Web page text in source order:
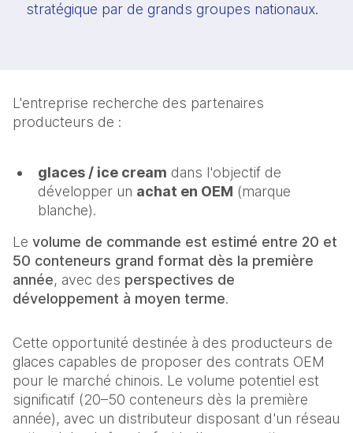
stratégique par de grands groupes nationaux.
L'entreprise recherche des partenaires
producteurs de :
glaces / ice cream dans l'objectif de
développer un achat en OEM (marque
blanche).
Le volume de commande est estimé entre 20 et
50 conteneurs grand format dès la première
année, avec des perspectives de
développement à moyen terme.
Cette opportunité destinée à des producteurs de
glaces capables de proposer des contrats OEM
pour le marché chinois. Le volume potentiel est
significatif (20–50 conteneurs dès la première
année), avec un distributeur disposant d'un réseau